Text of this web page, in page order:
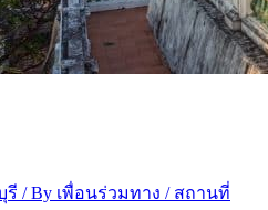
รี / By เพื่อนร่วมทาง / สถานที่